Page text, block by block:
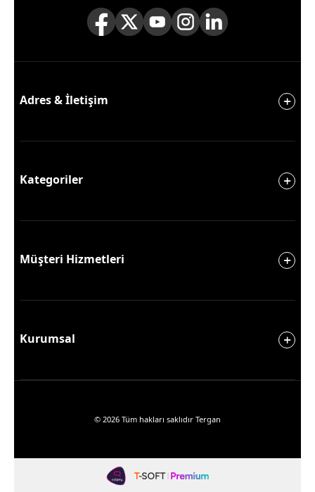
Adres & İletişim
Kategoriler
Müşteri Hizmetleri
Kurumsal
© 2026 Tüm hakları saklıdır Tergan